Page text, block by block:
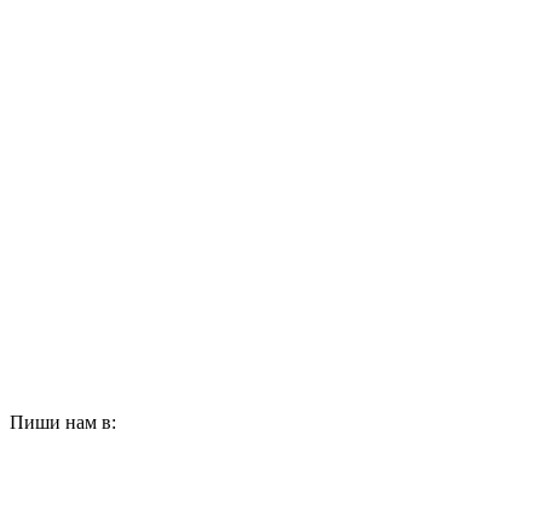
Пиши нам в: